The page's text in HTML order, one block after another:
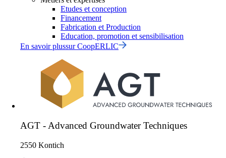
Etudes et conception
Financement
Fabrication et Production
Education, promotion et sensibilisation
En savoir plussurCoopERLIC
AGT - Advanced Groundwater Techniques
2550 Kontich